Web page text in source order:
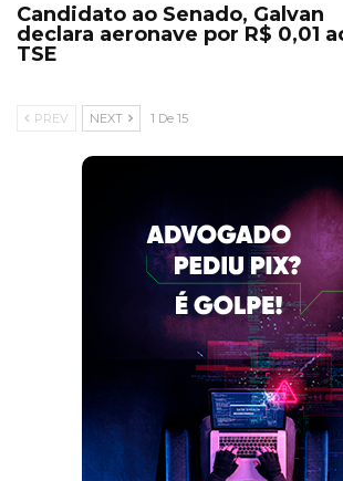
Candidato ao Senado, Galvan
declara aeronave por R$ 0,01
TSE
PREV NEXT 1 De 15